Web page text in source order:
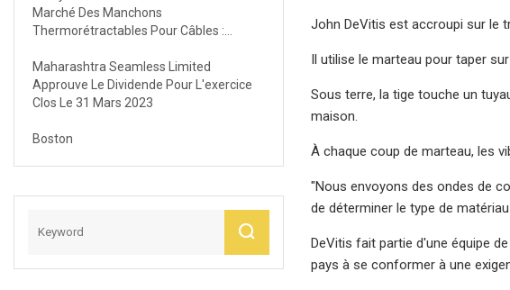
Marché Des Manchons
Thermorétractables Pour Câbles :
Des Ventes Et De La Production 2023
Maharashtra Seamless Limited
Approuve Le Dividende Pour L'exercice
Clos Le 31 Mars 2023
Boston
John DeVitis est accroupi sur le
Il utilise le marteau pour taper
Sous terre, la tige touche un
maison.
À chaque coup de marteau, les
"Nous envoyons des ondes de
de déterminer le type de
DeVitis fait partie d'une équipe
pays à se conformer à une